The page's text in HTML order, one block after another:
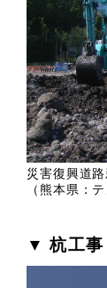
災害復興道
（熊本県：
▼ 杭工事